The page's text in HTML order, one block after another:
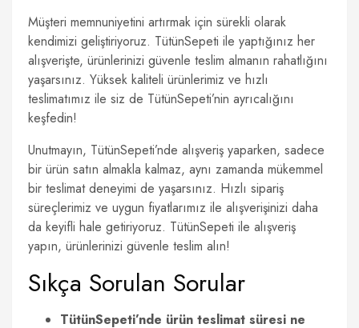
Müşteri memnuniyetini artırmak için sürekli olarak
kendimizi geliştiriyoruz. TütünSepeti ile yaptığınız her
alışverişte, ürünlerinizi güvenle teslim almanın rahatlığını
yaşarsınız. Yüksek kaliteli ürünlerimiz ve hızlı
teslimatımız ile siz de TütünSepeti’nin ayrıcalığını
keşfedin!
Unutmayın, TütünSepeti’nde alışveriş yaparken, sadece
bir ürün satın almakla kalmaz, aynı zamanda mükemmel
bir teslimat deneyimi de yaşarsınız. Hızlı sipariş
süreçlerimiz ve uygun fiyatlarımız ile alışverişinizi daha
da keyifli hale getiriyoruz. TütünSepeti ile alışveriş
yapın, ürünlerinizi güvenle teslim alın!
Sıkça Sorulan Sorular
TütünSepeti’nde ürün teslimat süresi ne